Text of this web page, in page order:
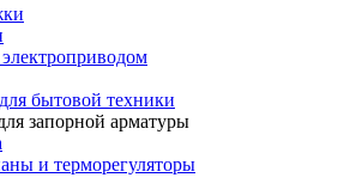
бытовой техники
запорной арматуры
и терморегуляторы